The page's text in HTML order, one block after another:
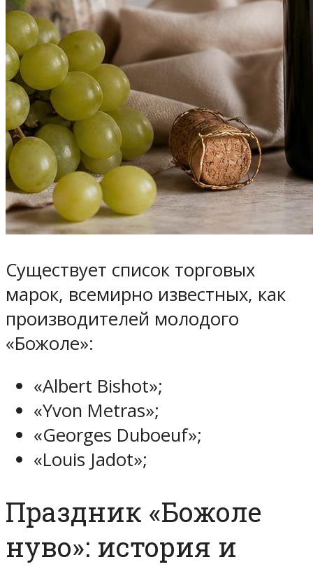
Существует список торговых
марок, всемирно известных, как
производителей молодого
«Божоле»:
«Albert Bishot»;
«Yvon Metras»;
«Georges Duboeuf»;
«Louis Jadot»;
Праздник «Божоле
нуво»: история и